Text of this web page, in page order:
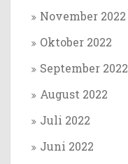
November 2022
Oktober 2022
September 2022
August 2022
Juli 2022
Juni 2022